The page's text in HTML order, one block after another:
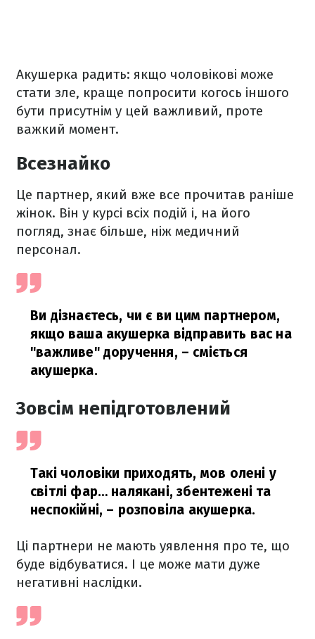
Акушерка радить: якщо чоловікові може
стати зле, краще попросити когось іншого
бути присутнім у цей важливий, проте
важкий момент.
Всезнайко
Це партнер, який вже все прочитав раніше
жінок. Він у курсі всіх подій і, на його
погляд, знає більше, ніж медичний
персонал.
Ви дізнаєтесь, чи є ви цим партнером,
якщо ваша акушерка відправить вас на
"важливе" доручення, – сміється
акушерка.
Зовсім непідготовлений
Такі чоловіки приходять, мов олені у
світлі фар… налякані, збентежені та
неспокійні, – розповіла акушерка.
Ці партнери не мають уявлення про те, що
буде відбуватися. І це може мати дуже
негативні наслідки.